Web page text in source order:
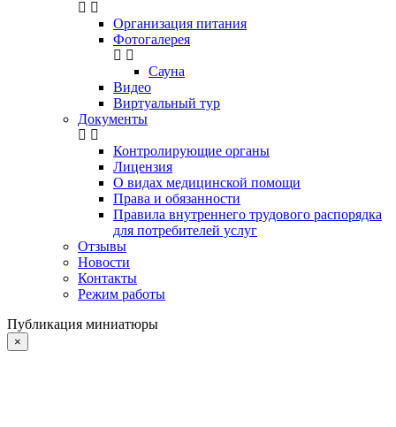
Организация питания
Фотогалерея
Сауна
Видео
Виртуальный тур
Документы
Контролирующие органы
Лицензия
О видах медицинской помощи
Права и обязанности
Правила внутреннего трудового распорядка
для потребителей услуг
Отзывы
Новости
Контакты
Режим работы
Публикация миниатюры
×